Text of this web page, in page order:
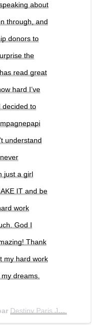
about
through, and
donors to
the
read great
hard I’ve
decided to
understand
just a girl
IT and be
work
God I
Thank
my hard work
my dreams.
Destiny Paris James